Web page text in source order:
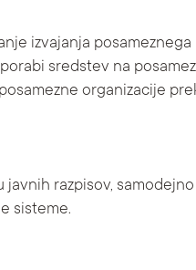
izvajanja posameznega
sredstev na
organizacije
javnih razpisov,
sisteme.